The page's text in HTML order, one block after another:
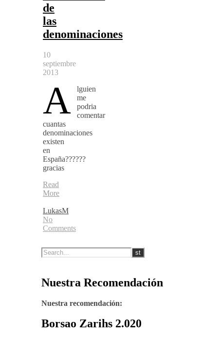
de
las
denominaciones
10
septiembre
2013
A
lguien
me
podria
comentar
cuantas
denominaciones
existen
en
España??????
gracias
Read
More
LukasM
No
Comments
Nuestra Recomendación
Nuestra recomendación:
Borsao Zarihs 2.020